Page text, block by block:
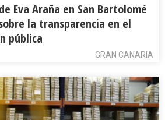
Eva Araña en San Bartolomé
la transparencia en el
pública
GRAN CANARIA